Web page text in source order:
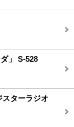
」 S-528
スターラジオ